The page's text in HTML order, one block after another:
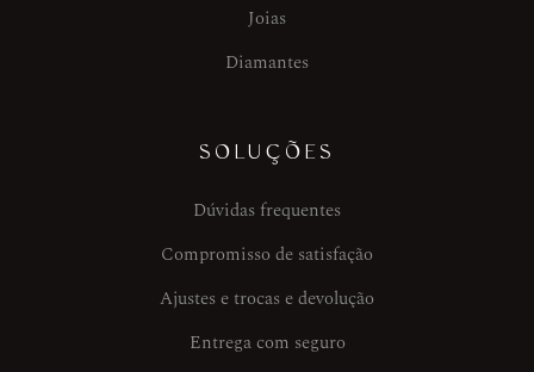
Joias
Diamantes
SOLUÇÕES
Dúvidas frequentes
Compromisso de satisfação
Ajustes e trocas e devolução
Entrega com seguro